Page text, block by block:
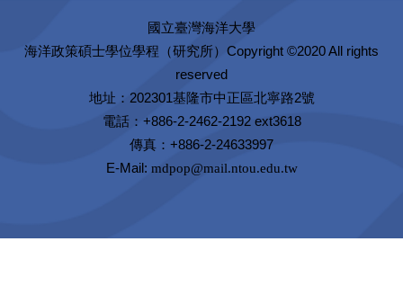
國立臺灣海洋大學
海洋政策碩士學位學程（研究所） Copyright ©2020 All rights
reserved
地址：202301基隆市中正區北寧路2號
電話：+886-2-2462-2192 ext3618
傳真：+886-2-24633997
E-Mail: mdpop@mail.ntou.edu.tw